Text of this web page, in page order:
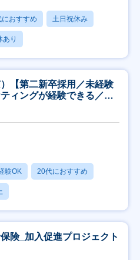
おすすめ 土日祝休み
あり
【第二新卒採用／未経験
ィングが経験できる／研
験OK 20代におすすめ
険_加入促進プロジェクト